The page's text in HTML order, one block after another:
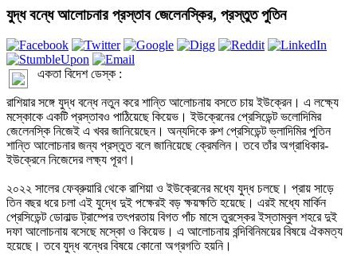
যুদ্ধ বন্ধে আলোচনার প্রস্তাব জেলেনস্কির, প্রস্তুত পুতিন
একতা বিদেশ ডেস্ক :
রাশিয়ার সঙ্গে যুদ্ধ বন্ধে নতুন করে শান্তি আলোচনায় বসতে চায় ইউক্রেন। এ লক্ষ্যে
মস্কোকে একটি প্রস্তাবও পাঠিয়েছে কিয়েভ। ইউক্রেনের প্রেসিডেন্ট ভলোদিমির
জেলেনস্কি নিজেই এ খবর জানিয়েছেন। অন্যদিকে রুশ প্রেসিডেন্ট ভ্লাদিমির পুতিন
শান্তি আলোচনার জন্য প্রস্তুত বলে জানিয়েছে ক্রেমলিন। তবে তাঁর অগ্রাধিকার-
ইউক্রেনে নিজেদের লক্ষ্য পূরণ।
২০২২ সালের ফেব্রুয়ারি থেকে রাশিয়া ও ইউক্রেনের মধ্যে যুদ্ধ চলছে। প্রায় সাড়ে
তিন বছর ধরে চলা এই যুদ্ধে দুই পক্ষেরই বড় ক্ষয়ক্ষতি হয়েছে। এরই মধ্যে মার্কিন
প্রেসিডেন্ট ডোনাল্ড ট্রাম্পের তৎপরতায় বিগত পাঁচ মাসে তুরস্কের ইস্তাম্বুল শহরে দুই
দফা আলোচনায় বসেছে মস্কো ও কিয়েভ। এ আলোচনায় বন্দিবিনিময়ের বিষয়ে ঐকমত্য
হয়েছে। তবে যুদ্ধ বন্ধের বিষয়ে কোনো অগ্রগতি হয়নি।